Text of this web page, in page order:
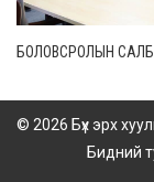
БОЛОВСРОЛЫН
© 2026 Бүх эрх
Бидний